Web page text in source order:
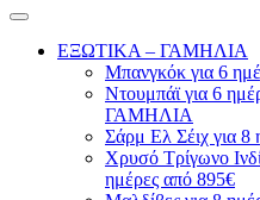
ΕΞΩΤΙΚΑ – ΓΑΜΗΛΙΑ
Μπανγκόκ για 6
Ντουμπάϊ για 6
ΓΑΜΗΛΙΑ
Σάρμ Ελ Σέιχ για 8
Χρυσό Τρίγωνο
ημέρες από 895€